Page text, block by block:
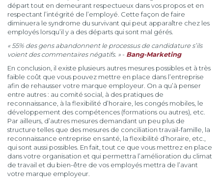
départ tout en demeurant respectueux dans vos propos et en
respectant l’intégrité de l’employé. Cette façon de faire
diminuera le syndrome du survivant qui peut apparaître chez les
employés lorsqu’il y a des départs qui sont mal gérés.
« 55% des gens abandonnent le processus de candidature s’ils
voient des commentaires négatifs. »- Bang-Marketing
En conclusion, il existe plusieurs autres mesures possibles et à très
faible coût que vous pouvez mettre en place dans l’entreprise
afin de rehausser votre marque employeur. On a qu’à penser
entre autres : au comité social, à des pratiques de
reconnaissance, à la flexibilité d’horaire, les congés mobiles, le
développement des compétences (formations ou autres), etc.
Par ailleurs, d’autres mesures demandant un peu plus de
structure telles que des mesures de conciliation travail-famille, la
reconnaissance entreprise en santé, la flexibilité d’horaire, etc.,
qui sont aussi possibles. En fait, tout ce que vous mettrez en place
dans votre organisation et qui permettra l’amélioration du climat
de travail et du bien-être de vos employés mettra de l’avant
votre marque employeur.